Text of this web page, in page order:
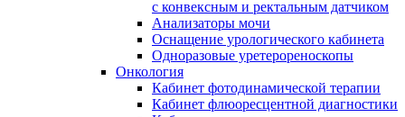
с конвексным и ректальным датчиком
Анализаторы мочи
Оснащение урологического кабинета
Одноразовые уретерореноскопы
Онкология
Кабинет фотодинамической терапии
Кабинет флюоресцентной диагностики